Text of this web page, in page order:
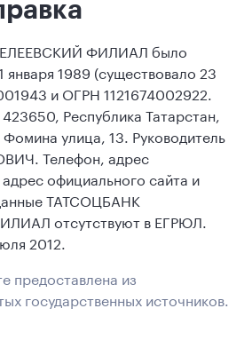
ФИЛИАЛ было
января 1989 (существовало 23
и ОГРН 1121674002922.
Республика Татарстан,
улица, 13. Руководитель
Телефон, адрес
официального сайта и
ТАТСОЦБАНК
отсутствуют в ЕГРЮЛ.
2012.
предоставлена из
государственных источников.